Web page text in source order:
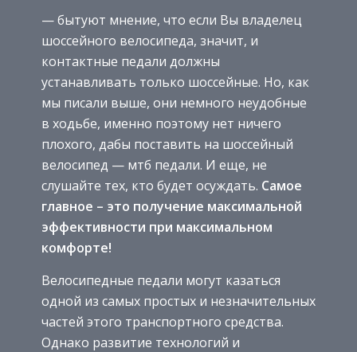
— бытуют мнение, что если Вы владелец
шоссейного велосипеда, значит, и
контактные педали должны
устанавливать только шоссейные. Но, как
мы писали выше, они немного неудобные
в ходьбе, именно поэтому нет ничего
плохого, дабы поставить на шоссейный
велосипед — мтб педали. И еще, не
слушайте тех, кто будет осуждать. Самое
главное – это получение максимальной
эффективности при максимальном
комфорте!
Велосипедные педали могут казаться
одной из самых простых и незначительных
частей этого транспортного средства.
Однако развитие технологий и